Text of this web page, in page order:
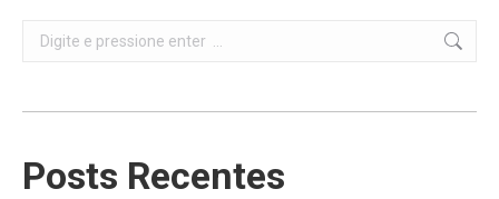
Search:
Posts Recentes